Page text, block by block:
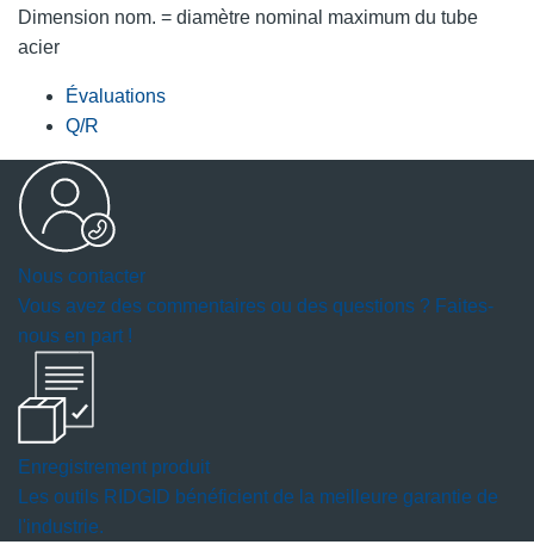
Dimension nom. = diamètre nominal maximum du tube
acier
Évaluations
Q/R
Nous contacter
Vous avez des commentaires ou des questions ? Faites-
nous en part !
Enregistrement produit
Les outils RIDGID bénéficient de la meilleure garantie de
l'industrie.